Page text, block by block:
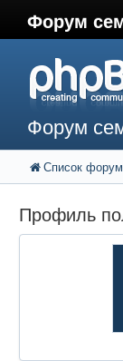
Форум
Форум
Список
Профиль